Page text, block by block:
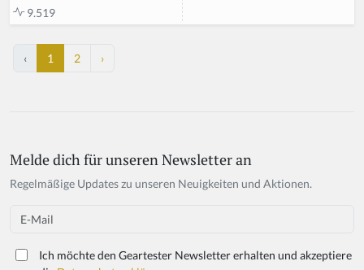
9.519
‹ 1 2 ›
Melde dich für unseren Newsletter an
Regelmäßige Updates zu unseren Neuigkeiten und Aktionen.
Email
Ich möchte den Geartester Newsletter erhalten und akzeptiere